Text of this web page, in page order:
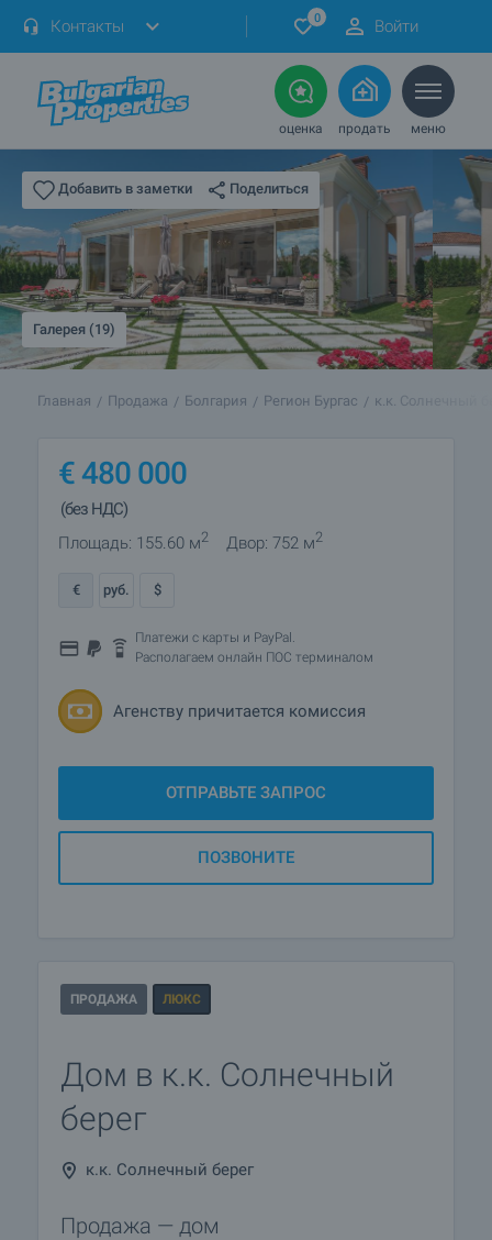
Контакты 0 Войти
оценка продать меню
Добавить в заметки Поделиться
Галерея (19)
Главная Продажа Болгария Регион Бургас к.к. Солнечный
€480 000
(без НДС)
Площадь: 155.60 м2 Двор: 752 м2
€ руб. $
Платежи с карты и PayPal.
Располагаем онлайн ПОС терминалом
Агенству причитается комиссия
ОТПРАВЬТЕ ЗАПРОС
ПОЗВОНИТЕ
ПРОДАЖА ЛЮКС
Дом в к.к. Солнечный
берег
к.к. Солнечный берег
Продажа — дом